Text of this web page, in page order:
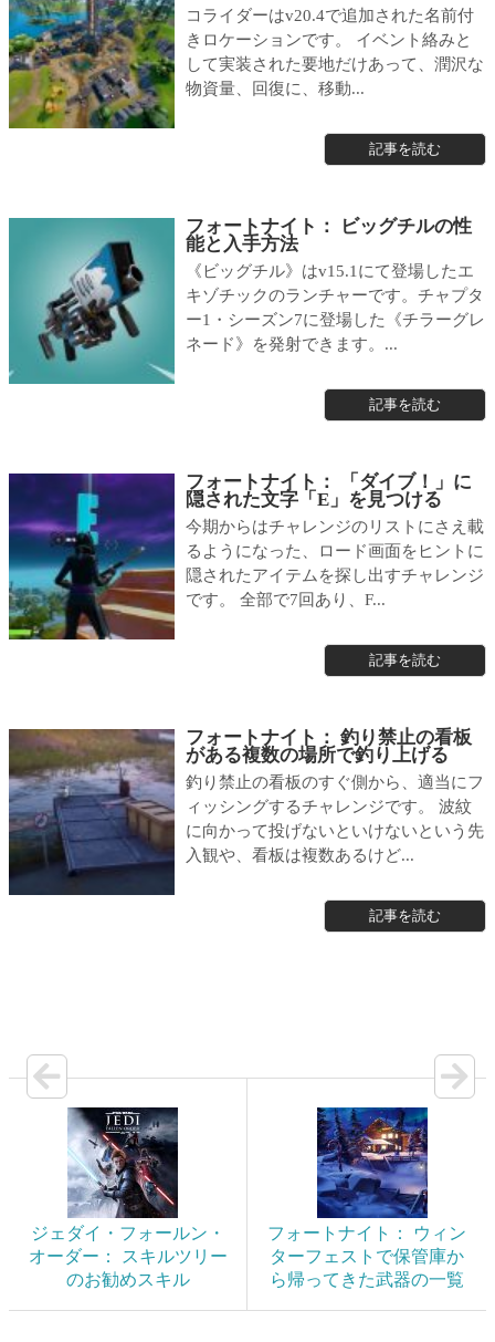
コライダーはv20.4で追加された名前付
きロケーションです。 イベント絡みと
して実装された要地だけあって、潤沢な
物資量、回復に、移動...
記事を読む
フォートナイト： ビッグチルの性
能と入手方法
《ビッグチル》はv15.1にて登場したエ
キゾチックのランチャーです。チャプタ
ー1・シーズン7に登場した《チラーグレ
ネード》を発射できます。...
記事を読む
フォートナイト： 「ダイブ！」に
隠された文字「E」を見つける
今期からはチャレンジのリストにさえ載
るようになった、ロード画面をヒントに
隠されたアイテムを探し出すチャレンジ
です。 全部で7回あり、F...
記事を読む
フォートナイト： 釣り禁止の看板
がある複数の場所で釣り上げる
釣り禁止の看板のすぐ側から、適当にフ
ィッシングするチャレンジです。 波紋
に向かって投げないといけないという先
入観や、看板は複数あるけど...
記事を読む
ジェダイ・フォールン・
オーダー： スキルツリー
のお勧めスキル
フォートナイト： ウィン
ターフェストで保管庫か
ら帰ってきた武器の一覧